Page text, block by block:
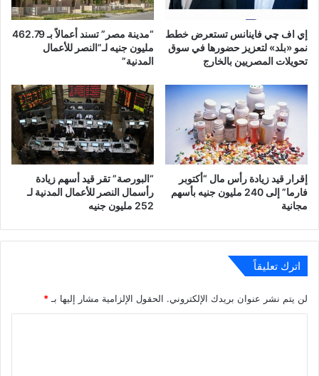
إي اف چي فاينانس تستعرض خطط
نمو «بلد» لتعزيز حضورها في سوق
تحويلات المصريين بالخارج
“مدينة مصر” تسند أعمالاً بـ 462.79
مليون جنيه لـ”النصر للأعمال
المدنية”
إقرار قيد زيادة رأس مال “أكتوبر
فارما” إلى 240 مليون جنيه بأسهم
مجانية
“البورصة” تقر قيد أسهم زيادة
رأسمال النصر للأعمال المدنية لـ
252 مليون جنيه
اترك تعليقاً
لن يتم نشر عنوان بريدك الإلكتروني. الحقول الإلزامية مشار إليها بـ*